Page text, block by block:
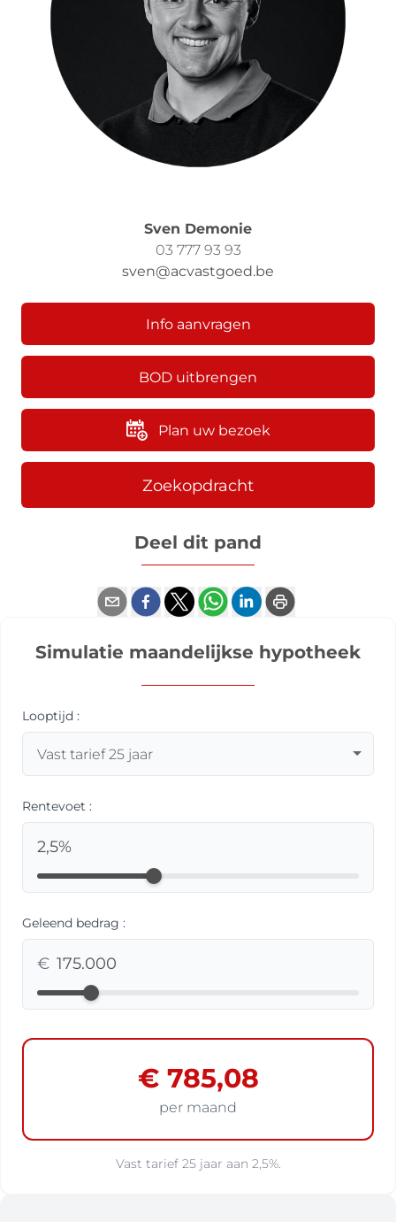
Sven Demonie
03 777 93 93
sven@acvastgoed.be
Info aanvragen
BOD uitbrengen
Plan uw bezoek
Zoekopdracht
Deel dit pand
Simulatie maandelijkse hypotheek
Looptijd :
Rentevoet :
2,5%
Geleend bedrag :
€
€ 785,08
per maand
Vast tarief 25 jaar aan 2,5%.